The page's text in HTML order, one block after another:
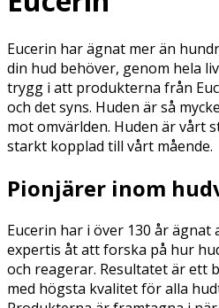
Eucerin har ägnat mer än
din hud behöver, genom hela
trygg i att produkterna från
och det syns. Huden är så
mot omvärlden. Huden är vårt
starkt kopplad till vårt mående.
Pionjärer inom
Eucerin har i över 130 år ägnat
expertis åt att forska på hur
och reagerar. Resultatet är ett
med högsta kvalitet för alla